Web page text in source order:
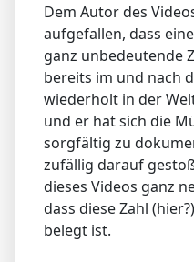
Dem Autor des
aufgefallen, dass
ganz unbedeutende
bereits im und nach
wiederholt in der
und er hat sich die
sorgfältig zu
zufällig darauf
dieses Videos ganz
dass diese Zahl
belegt ist.